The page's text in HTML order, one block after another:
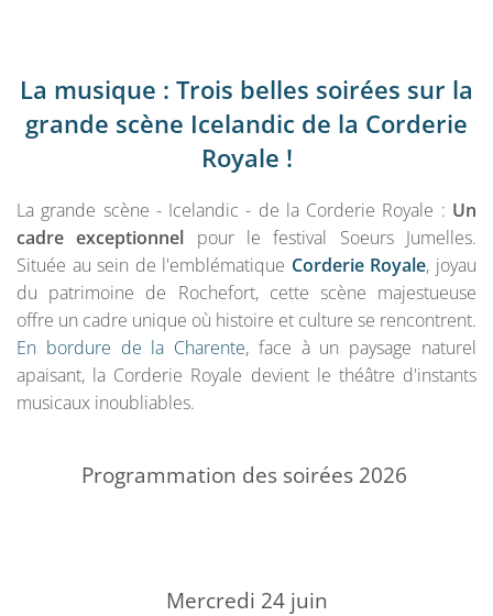
La musique : Trois belles soirées sur la
grande scène Icelandic de la Corderie
Royale !
La grande scène - Icelandic - de la Corderie Royale : Un
cadre exceptionnel pour le festival Soeurs Jumelles.
Située au sein de l'emblématique Corderie Royale, joyau
du patrimoine de Rochefort, cette scène majestueuse
offre un cadre unique où histoire et culture se rencontrent.
En bordure de la Charente, face à un paysage naturel
apaisant, la Corderie Royale devient le théâtre d'instants
musicaux inoubliables.
Programmation des soirées 2026
Mercredi 24 juin